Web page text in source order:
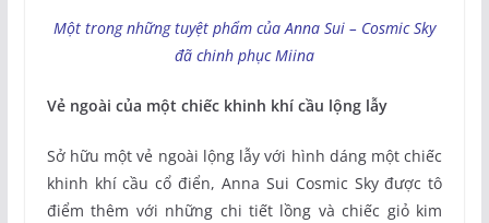
Một trong những tuyệt phẩm của Anna Sui – Cosmic Sky
đã chinh phục Miina
Vẻ ngoài của một chiếc khinh khí cầu lộng lẫy
Sở hữu một vẻ ngoài lộng lẫy với hình dáng một chiếc
khinh khí cầu cổ điển, Anna Sui Cosmic Sky được tô
điểm thêm với những chi tiết lồng và chiếc giỏ kim